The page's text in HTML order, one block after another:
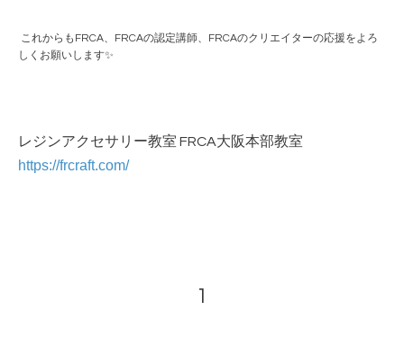
これからもFRCA、FRCAの認定講師、FRCAのクリエイターの応援をよろ
しくお願いします✨
レジンアクセサリー教室 FRCA大阪本部教室
https://frcraft.com/
1